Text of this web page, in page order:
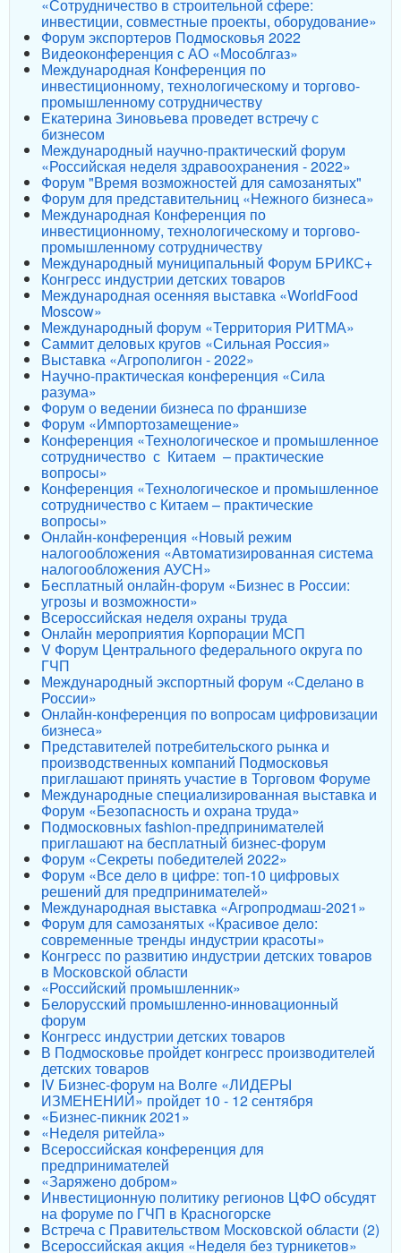
«Сотрудничество в строительной сфере:
инвестиции, совместные проекты, оборудование»
Форум экспортеров Подмосковья 2022
Видеоконференция с АО «Мособлгаз»
Международная Конференция по
инвестиционному, технологическому и торгово-
промышленному сотрудничеству
Екатерина Зиновьева проведет встречу с
бизнесом
Международный научно-практический форум
«Российская неделя здравоохранения - 2022»
Форум "Время возможностей для самозанятых"
Форум для представительниц «Нежного бизнеса»
Международная Конференция по
инвестиционному, технологическому и торгово-
промышленному сотрудничеству
Международный муниципальный Форум БРИКС+
Конгресс индустрии детских товаров
Международная осенняя выставка «WorldFood
Moscow»
Международный форум «Территория РИТМА»
Саммит деловых кругов «Сильная Россия»
Выставка «Агрополигон - 2022»
Научно-практическая конференция «Сила
разума»
Форум о ведении бизнеса по франшизе
Форум «Импортозамещение»
Конференция «Технологическое и промышленное
сотрудничество с Китаем – практические
вопросы»
Конференция «Технологическое и промышленное
сотрудничество с Китаем – практические
вопросы»
Онлайн-конференция «Новый режим
налогообложения «Автоматизированная система
налогообложения АУСН»
Бесплатный онлайн-форум «Бизнес в России:
угрозы и возможности»
Всероссийская неделя охраны труда
Онлайн мероприятия Корпорации МСП
V Форум Центрального федерального округа по
ГЧП
Международный экспортный форум «Сделано в
России»
Онлайн-конференция по вопросам цифровизации
бизнеса»
Представителей потребительского рынка и
производственных компаний Подмосковья
приглашают принять участие в Торговом Форуме
Международные специализированная выставка и
Форум «Безопасность и охрана труда»
Подмосковных fashion-предпринимателей
приглашают на бесплатный бизнес-форум
Форум «Секреты победителей 2022»
Форум «Все дело в цифре: топ-10 цифровых
решений для предпринимателей»
Международная выставка «Агропродмаш-2021»
Форум для самозанятых «Красивое дело:
современные тренды индустрии красоты»
Конгресс по развитию индустрии детских товаров
в Московской области
«Российский промышленник»
Белорусский промышленно-инновационный
форум
Конгресс индустрии детских товаров
В Подмосковье пройдет конгресс производителей
детских товаров
IV Бизнес-форум на Волге «ЛИДЕРЫ
ИЗМЕНЕНИЙ» пройдет 10 - 12 сентября
«Бизнес-пикник 2021»
«Неделя ритейла»
Всероссийская конференция для
предпринимателей
«Заряжено добром»
Инвестиционную политику регионов ЦФО обсудят
на форуме по ГЧП в Красногорске
Встреча с Правительством Московской области (2)
Всероссийская акция «Неделя без турникетов»